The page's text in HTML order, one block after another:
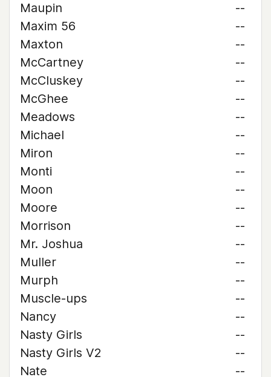
Maupin
--
Maxim 56
--
Maxton
--
McCartney
--
McCluskey
--
McGhee
--
Meadows
--
Michael
--
Miron
--
Monti
--
Moon
--
Moore
--
Morrison
--
Mr. Joshua
--
Muller
--
Murph
--
Muscle-ups
--
Nancy
--
Nasty Girls
--
Nasty Girls V2
--
Nate
--